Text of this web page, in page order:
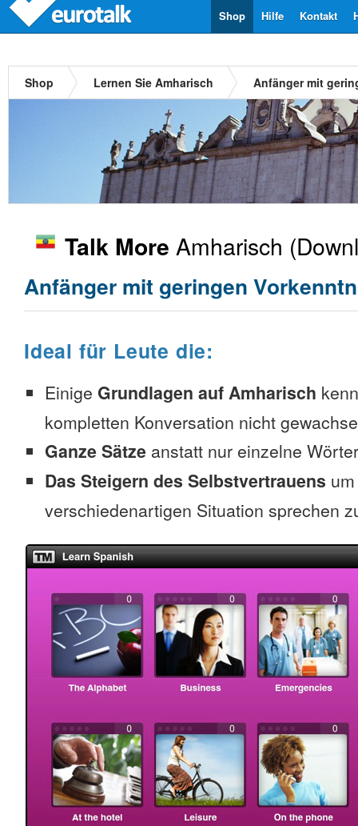
Kontakt
Hilfe
Shop
Shop Lernen Sie Amharisch Anfänger mit
Talk More Amharisch
Anfänger mit geringen
Ideal für Leute die:
Einige Grundlagen auf Amharisch
kompletten Konversation nicht
Ganze Sätze anstatt nur einzelne
Das Steigern des Selbstvertrauens
verschiedenartigen Situation sprechen